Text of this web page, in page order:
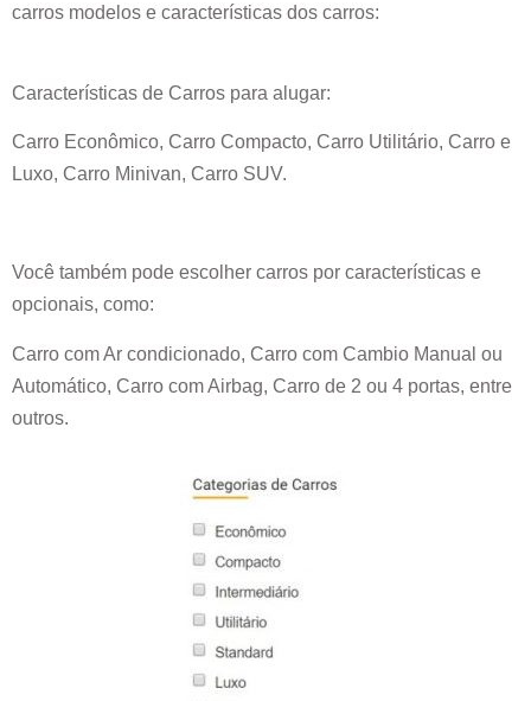
carros modelos e características dos carros:
Características de Carros para alugar:
Carro Econômico, Carro Compacto, Carro Utilitário, Carro e
Luxo, Carro Minivan, Carro SUV.
Você também pode escolher carros por características e
opcionais, como:
Carro com Ar condicionado, Carro com Cambio Manual ou
Automático, Carro com Airbag, Carro de 2 ou 4 portas, entre
outros.